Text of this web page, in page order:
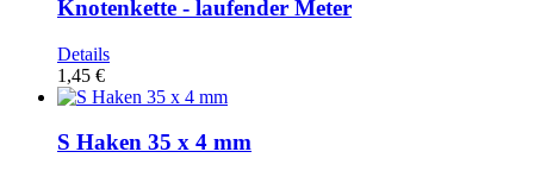
Knotenkette - laufender Meter
Details
1,45 €
S Haken 35 x 4 mm